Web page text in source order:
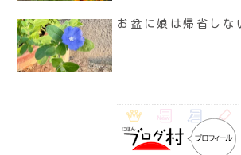
お盆に娘は帰省しな